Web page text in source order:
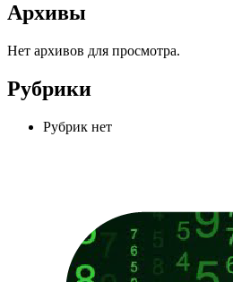
Архивы
Нет архивов для просмотра.
Рубрики
Рубрик нет